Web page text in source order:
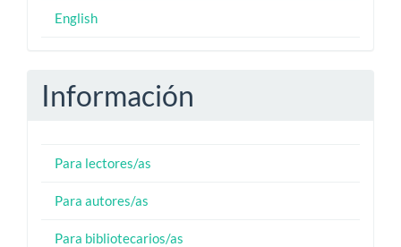
English
Información
Para lectores/as
Para autores/as
Para bibliotecarios/as